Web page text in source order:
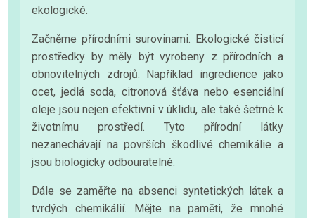
ekologické.
Začněme přírodními surovinami. Ekologické čisticí
prostředky by měly být vyrobeny z přírodních a
obnovitelných zdrojů. Například ingredience jako
ocet, jedlá soda, citronová šťáva nebo esenciální
oleje jsou nejen efektivní v úklidu, ale také šetrné k
životnímu prostředí. Tyto přírodní látky
nezanechávají na površích škodlivé chemikálie a
jsou biologicky odbouratelné.
Dále se zaměřte na absenci syntetických látek a
tvrdých chemikálií. Mějte na paměti, že mnohé